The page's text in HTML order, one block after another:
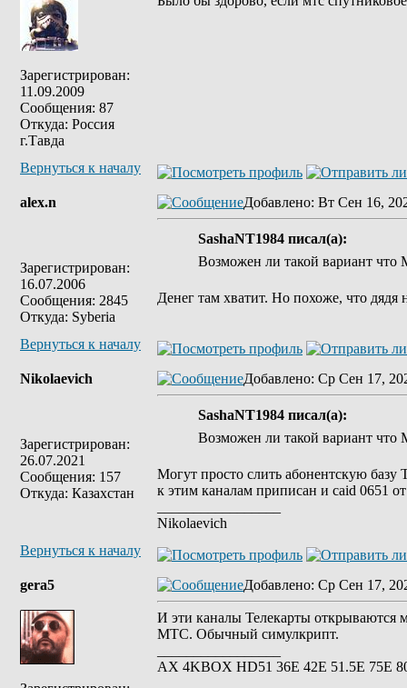
Зарегистрирован:
11.09.2009
Сообщения: 87
Откуда: Россия
г.Тавда
Вернуться к началу
alex.n
Зарегистрирован:
16.07.2006
Сообщения: 2845
Откуда: Syberia
Добавлено: Вт Сен 16,
SashaNT1984 писал(а):
Возможен ли такой вариант что
Денег там хватит. Но похоже, что
Вернуться к началу
Nikolaevich
Зарегистрирован:
26.07.2021
Сообщения: 157
Откуда: Казахстан
Добавлено: Ср Сен 17,
SashaNT1984 писал(а):
Возможен ли такой вариант что
Могут просто слить абонентскую базу
к этим каналам приписан и caid 0651
Nikolaevich
Вернуться к началу
gera5 Добавлено: Ср Сен 17,
И эти каналы Телекарты открываются
МТС. Обычный симулкрипт.
АХ 4KBOX HD51 36E 42Е 51.5Е 75Е